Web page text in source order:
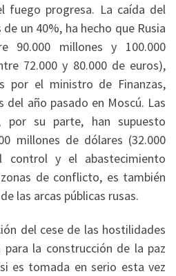
fuego progresa. La caída del
un 40%, ha hecho que Rusia
90.000 millones y 100.000
72.000 y 80.000 de euros),
por el ministro de Finanzas,
del año pasado en Moscú. Las
por su parte, han supuesto
millones de dólares (32.000
control y el abastecimiento
de conflicto, es también
las arcas públicas rusas.
del cese de las hostilidades
la construcción de la paz
es tomada en serio esta vez